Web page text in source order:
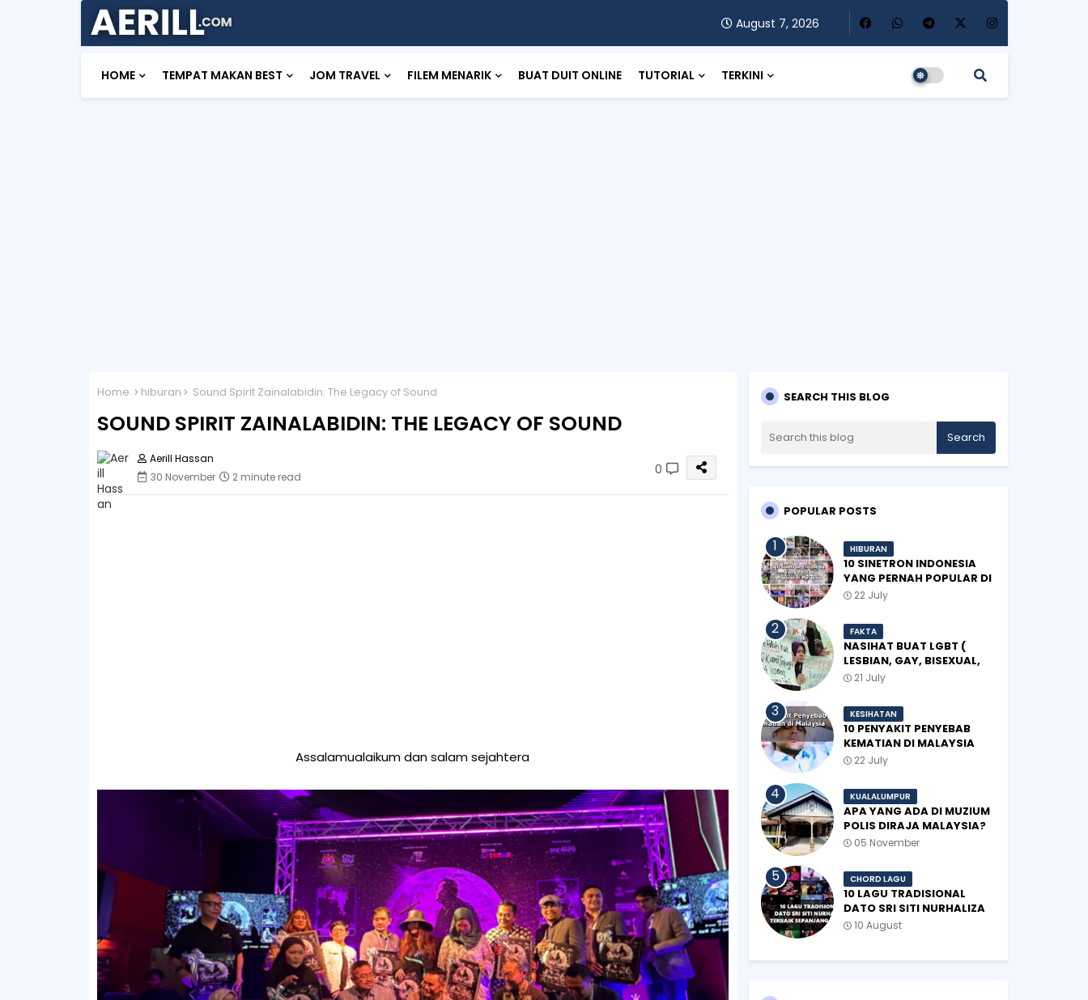
August 7, 2026
HOME TEMPAT MAKAN BEST JOM TRAVEL FILEM MENARIK BUAT DUIT ONLINE TUTORIAL TERKINI
Home hiburan Sound Spirit Zainalabidin: The Legacy of Sound
SOUND SPIRIT ZAINALABIDIN: THE LEGACY OF SOUND
Aerill Hassan
30 November
2 minute read 0
Assalamualaikum dan salam sejahtera
SEARCH THIS BLOG
POPULAR POSTS
HIBURAN
10 SINETRON INDONESIA
YANG PERNAH POPULAR DI
MALAYSIA
22 July
FAKTA
NASIHAT BUAT LGBT (
LESBIAN, GAY, BISEXUAL,
TRANSGENDER)
21 July
KESIHATAN
10 PENYAKIT PENYEBAB
KEMATIAN DI MALAYSIA
22 July
KUALALUMPUR
APA YANG ADA DI MUZIUM
POLIS DIRAJA MALAYSIA?
05 November
CHORD LAGU
10 LAGU TRADISIONAL
DATO SRI SITI NURHALIZA
TERBAIK SEPANJANG
10 August